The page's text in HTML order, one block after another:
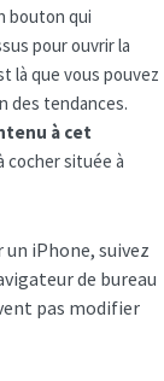
bouton qui
pour ouvrir la
là que vous pouvez
des tendances.
à cet
cocher située à
iPhone, suivez
de bureau
pas modifier